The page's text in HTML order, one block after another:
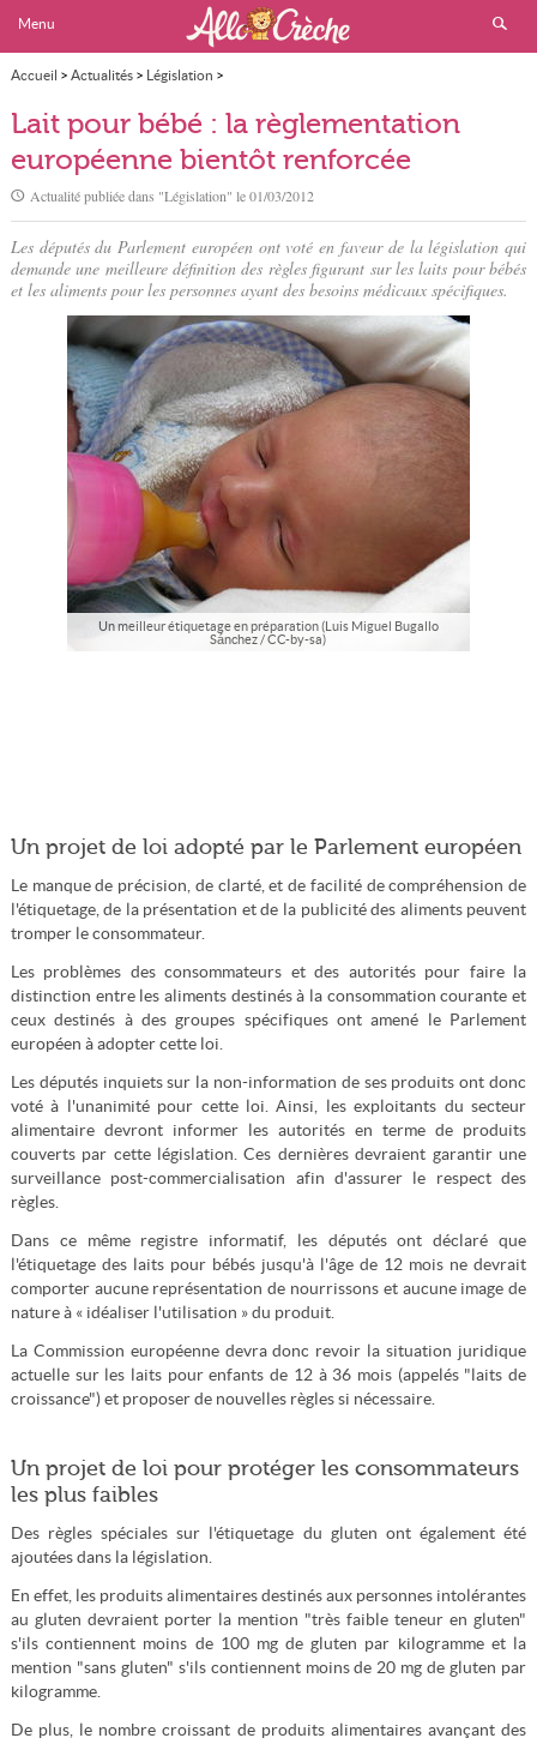
Menu
Accueil > Actualités> Législation >
Lait pour bébé : la règlementation européenne bientôt renforcée
Lait pour bébé : la règlementation
européenne bientôt renforcée
Actualité publiée dans "Législation" le01/03/2012
Les députés du Parlement européen ont voté en faveur de la législation qui
demande une meilleure définition des règles figurant sur les laits pour bébés
et les aliments pour les personnes ayant des besoins médicaux spécifiques.
Un meilleur étiquetage en préparation (Luis Miguel Bugallo
Sánchez / CC-by-sa)
Un projet de loi adopté par le Parlement européen
Le manque de précision, de clarté, et de facilité de compréhension de
l'étiquetage, de la présentation et de la publicité des aliments peuvent
tromper le consommateur.
Les problèmes des consommateurs et des autorités pour faire la
distinction entre les aliments destinés à la consommation courante et
ceux destinés à des groupes spécifiques ont amené le Parlement
européen à adopter cette loi.
Les députés inquiets sur la non-information de ses produits ont donc
voté à l'unanimité pour cette loi. Ainsi, les exploitants du secteur
alimentaire devront informer les autorités en terme de produits
couverts par cette législation. Ces dernières devraient garantir une
surveillance post-commercialisation afin d'assurer le respect des
règles.
Dans ce même registre informatif, les députés ont déclaré que
l'étiquetage des laits pour bébés jusqu'à l'âge de 12 mois ne devrait
comporter aucune représentation de nourrissons et aucune image de
nature à « idéaliser l'utilisation » du produit.
La Commission européenne devra donc revoir la situation juridique
actuelle sur les laits pour enfants de 12 à 36 mois (appelés "laits de
croissance") et proposer de nouvelles règles si nécessaire.
Un projet de loi pour protéger les consommateurs
les plus faibles
Des règles spéciales sur l'étiquetage du gluten ont également été
ajoutées dans la législation.
En effet, les produits alimentaires destinés aux personnes intolérantes
au gluten devraient porter la mention "très faible teneur en gluten"
s'ils contiennent moins de 100 mg de gluten par kilogramme et la
mention "sans gluten" s'ils contiennent moins de 20 mg de gluten par
kilogramme.
De plus, le nombre croissant de produits alimentaires avançant des